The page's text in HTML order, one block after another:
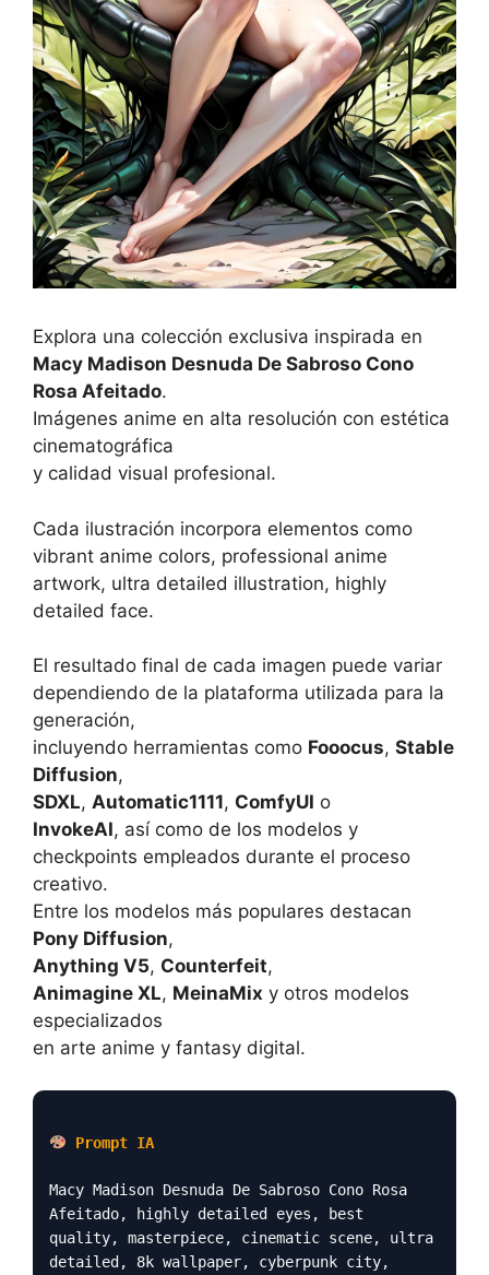
Explora una colección exclusiva inspirada en
Macy Madison Desnuda De Sabroso Cono
Rosa Afeitado.
Imágenes anime en alta resolución con estética
cinematográfica
y calidad visual profesional.
Cada ilustración incorpora elementos como
vibrant anime colors, professional anime
artwork, ultra detailed illustration, highly
detailed face.
El resultado final de cada imagen puede variar
dependiendo de la plataforma utilizada para la
generación,
incluyendo herramientas como Fooocus, Stable
Diffusion,
SDXL, Automatic1111, ComfyUI o
InvokeAI, así como de los modelos y
checkpoints empleados durante el proceso
creativo.
Entre los modelos más populares destacan
Pony Diffusion,
Anything V5, Counterfeit,
Animagine XL, MeinaMix y otros modelos
especializados
en arte anime y fantasy digital.
Prompt IA
Macy Madison Desnuda De Sabroso Cono Rosa
Afeitado, highly detailed eyes, best
quality, masterpiece, cinematic scene, ultra
detailed, 8k wallpaper, cyberpunk city,